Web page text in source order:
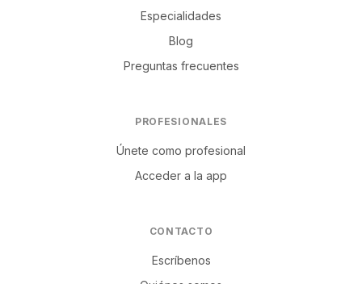
Especialidades
Blog
Preguntas frecuentes
PROFESIONALES
Únete como profesional
Acceder a la app
CONTACTO
Escríbenos